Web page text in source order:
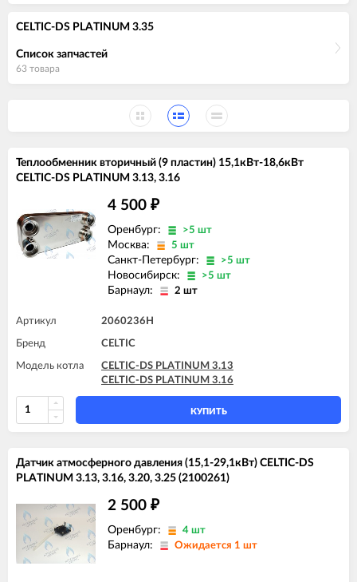
CELTIC-DS PLATINUM 3.35
Список запчастей
63 товара
Теплообменник вторичный (9 пластин) 15,1кВт-18,6кВт
CELTIC-DS PLATINUM 3.13, 3.16
4 500 ₽
Оренбург: >5 шт
Москва: 5 шт
Санкт-Петербург: >5 шт
Новосибирск: >5 шт
Барнаул: 2 шт
Артикул 2060236H
Бренд CELTIC
Модель котла
CELTIC-DS PLATINUM 3.13
CELTIC-DS PLATINUM 3.16
КУПИТЬ
Датчик атмосферного давления (15,1-29,1кВт) CELTIC-DS
PLATINUM 3.13, 3.16, 3.20, 3.25 (2100261)
2 500 ₽
Оренбург: 4 шт
Барнаул: Ожидается 1 шт